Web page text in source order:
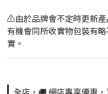
⚠️由於品牌會不定時更新
有機會同所收實物包裝有
實。
全店，🚚 網店專享優惠